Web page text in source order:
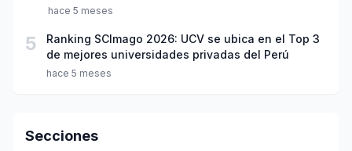
hace 5 meses
5
Ranking SCImago 2026: UCV se ubica en el Top 3
de mejores universidades privadas del Perú
hace 5 meses
Secciones